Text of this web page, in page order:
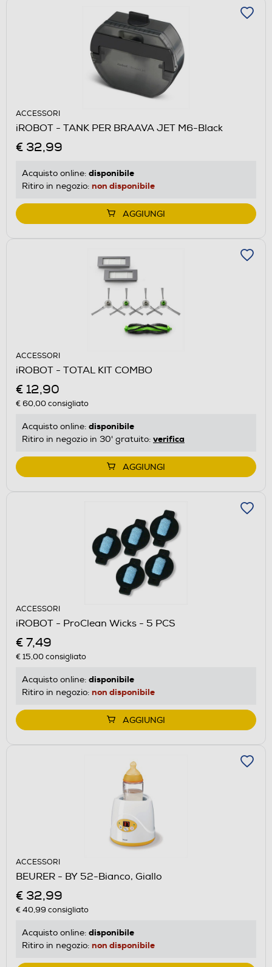
ACCESSORI
iROBOT - TANK PER BRAAVA JET M6-Black
€ 32,99
Acquisto online: disponibile
Ritiro in negozio: non disponibile
AGGIUNGI
ACCESSORI
iROBOT - TOTAL KIT COMBO
€ 12,90
€ 60,00consigliato
Acquisto online: disponibile
Ritiro in negozio in 30' gratuito: verifica
AGGIUNGI
ACCESSORI
iROBOT - ProClean Wicks - 5 PCS
€ 7,49
€ 15,00consigliato
Acquisto online: disponibile
Ritiro in negozio: non disponibile
AGGIUNGI
ACCESSORI
BEURER - BY 52-Bianco, Giallo
€ 32,99
€ 40,99 consigliato
Acquisto online: disponibile
Ritiro in negozio: non disponibile